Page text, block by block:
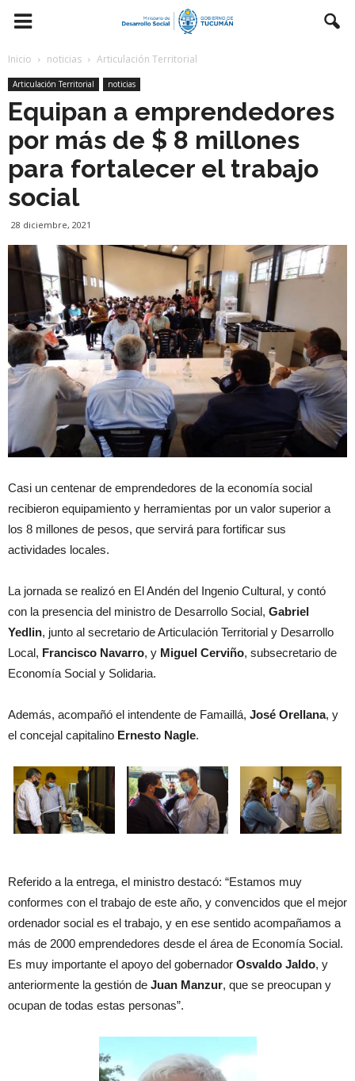
Inicio noticias Articulación Territorial
Articulación Territorial noticias
Equipan a emprendedores
por más de $ 8 millones
para fortalecer el trabajo
social
28 diciembre, 2021
Casi un centenar de emprendedores de la economía social
recibieron equipamiento y herramientas por un valor superior a
los 8 millones de pesos, que servirá para fortificar sus
actividades locales.
La jornada se realizó en El Andén del Ingenio Cultural, y contó
con la presencia del ministro de Desarrollo Social, Gabriel
Yedlin, junto al secretario de Articulación Territorial y Desarrollo
Local, Francisco Navarro, y Miguel Cerviño, subsecretario de
Economía Social y Solidaria.
Además, acompañó el intendente de Famaillá, José Orellana, y
el concejal capitalino Ernesto Nagle.
Referido a la entrega, el ministro destacó: “Estamos muy
conformes con el trabajo de este año, y convencidos que el mejor
ordenador social es el trabajo, y en ese sentido acompañamos a
más de 2000 emprendedores desde el área de Economía Social.
Es muy importante el apoyo del gobernador Osvaldo Jaldo, y
anteriormente la gestión de Juan Manzur, que se preocupan y
ocupan de todas estas personas”.